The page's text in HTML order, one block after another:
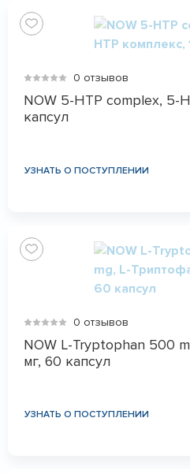
0 отзывов
NOW 5-HTP complex, 5-
капсул
УЗНАТЬ О ПОСТУПЛЕНИИ
0 отзывов
NOW L-Tryptophan 500
мг, 60 капсул
УЗНАТЬ О ПОСТУПЛЕНИИ